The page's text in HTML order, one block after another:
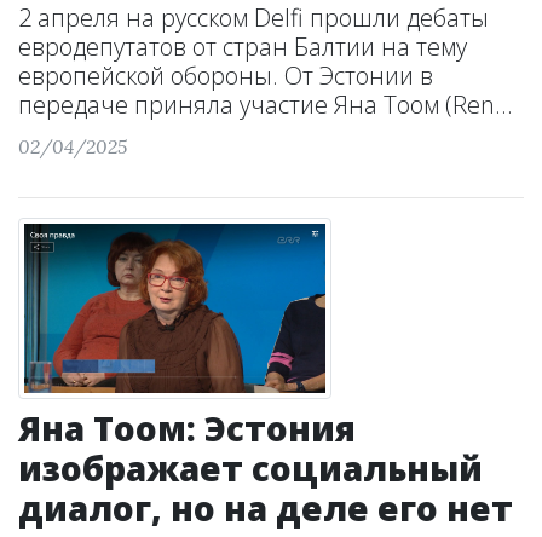
2 апреля на русском Delfi прошли дебаты
евродепутатов от стран Балтии на тему
европейской обороны. От Эстонии в
передаче приняла участие Яна Тоом (Ren...
02/04/2025
Яна Тоом: Эстония
изображает социальный
диалог, но на деле его нет